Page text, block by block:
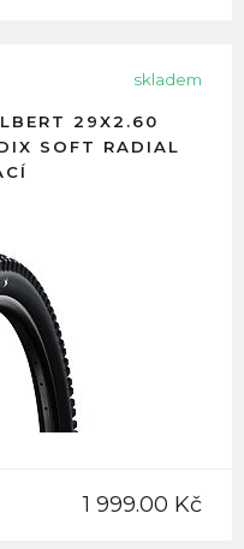
skladem
29X2.60
SOFT RADIAL
1 999.00 Kč